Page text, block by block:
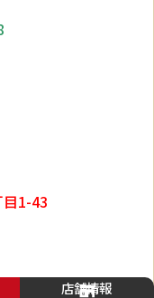
1-43
店舗情報